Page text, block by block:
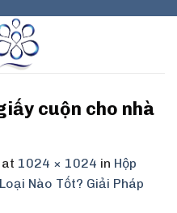
cuộn cho nhà
at 1024 × 1024 in Hộp
Nào Tốt? Giải Pháp